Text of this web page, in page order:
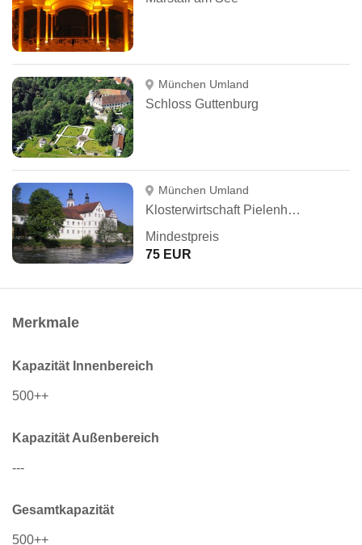
München Umland
Schloss Guttenburg
München Umland
Klosterwirtschaft Pielenhofen
Mindestpreis
75 EUR
Merkmale
Kapazität Innenbereich
500++
Kapazität Außenbereich
---
Gesamtkapazität
500++